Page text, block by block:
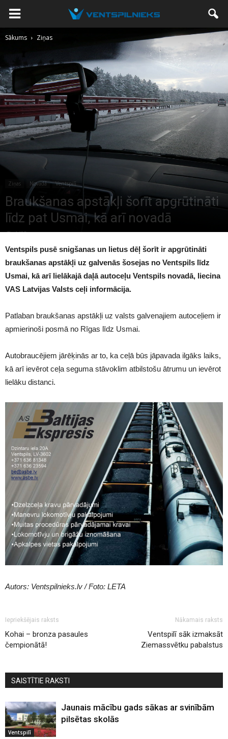
Sākums Ziņas
Ziņas Novadā Ventspilī
Braukšanas apstākļi šorīt apgrūtināti
līdz pat Usmai, kā arī novadā
1498
Ventspils pusē snigšanas un lietus dēļ šorīt ir apgrūtināti
braukšanas apstākļi uz galvenās šosejas no Ventspils līdz
Usmai, kā arī lielākajā daļā autoceļu Ventspils novadā, liecina
VAS Latvijas Valsts ceļi informācija.
Patlaban braukšanas apstākļi uz valsts galvenajiem autoceļiem ir
apmierinoši posmā no Rīgas līdz Usmai.
Autobraucējiem jārēķinās ar to, ka ceļā būs jāpavada ilgāks laiks,
kā arī ievērot ceļa seguma stāvoklim atbilstošu ātrumu un ievērot
lielāku distanci.
Autors: Ventspilnieks.lv / Foto: LETA
Iepriekšējais raksts
Kohai – bronza pasaules
čempionātā!
Nākamais raksts
Ventspilī sāk izmaksāt
Ziemassvētku pabalstus
SAISTĪTIE RAKSTI
Ventspilī
Jaunais mācību gads sākas ar svinībām
pilsētas skolās